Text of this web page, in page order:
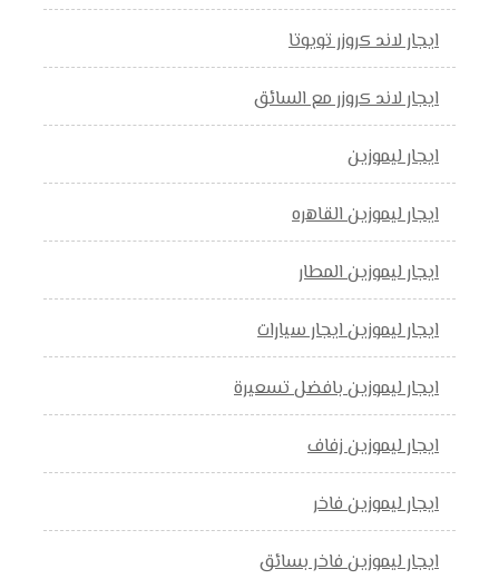
ايجار لاند كروزر تويوتا
ايجار لاند كروزر مع السائق
ايجار ليموزين
ايجار ليموزين القاهره
ايجار ليموزين المطار
ايجار ليموزين ايجار سيارات
ايجار ليموزين بافضل تسعيرة
ايجار ليموزين زفاف
ايجار ليموزين فاخر
ايجار ليموزين فاخر بسائق